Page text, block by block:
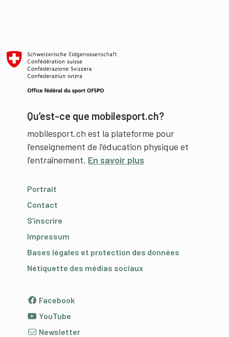
Qu’est-ce que mobilesport.ch?
mobilesport.ch est la plateforme pour
l’enseignement de l’éducation physique et
l’entraînement. En savoir plus
Portrait
Contact
S’inscrire
Impressum
Bases légales et protection des données
Nétiquette des médias sociaux
Facebook
YouTube
Newsletter